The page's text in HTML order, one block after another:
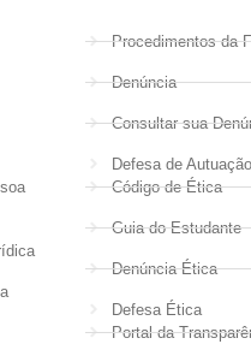
Procedimentos da
Denúncia
Consultar sua
Defesa de Autuação
Código de Ética
Guia do Estudante
Denúncia Ética
Defesa Ética
Portal da